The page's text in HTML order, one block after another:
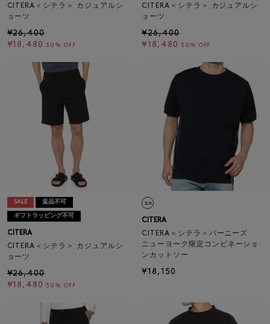
CITERA＜シテラ＞ カジュアルシ
ョーツ
¥26,400
¥18,480 30% OFF
CITERA＜シテラ＞ カジュアルシ
ョーツ
¥26,400
¥18,480 30% OFF
SALE 返品不可
ギフトラッピング不可
CITERA
CITERA＜シテラ＞ カジュアルシ
ョーツ
¥26,400
¥18,480 30% OFF
CITERA
CITERA＜シテラ＞バーニーズ
ニューヨーク限定コンビネーショ
ンカットソー
¥18,150